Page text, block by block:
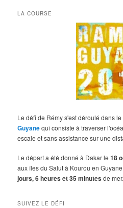
LA COURSE
Le défi de Rémy s'est déroulé dans
Guyanequi consiste à traverser
escale et sans assistance sur une
Le départ a été donné à Dakar le18
aux îles du Salut à Kourou en
jours, 6 heures et 35 minutesde mer.
SUIVEZ LE DÉFI